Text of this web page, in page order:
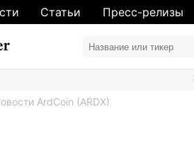
Статьи Пресс-релизы
ArdCoin (ARDX)